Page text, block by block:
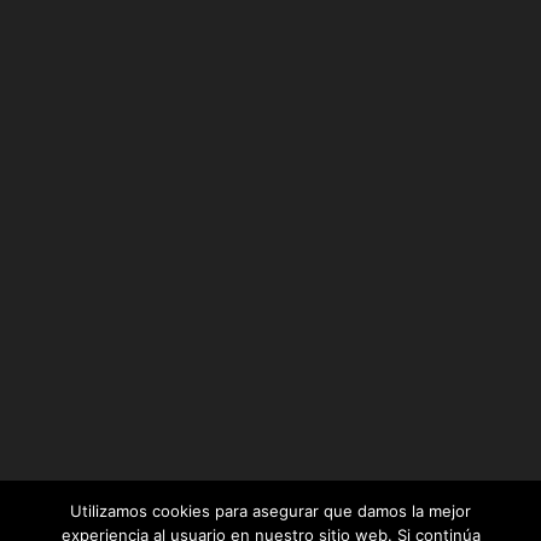
Utilizamos cookies para asegurar que damos la mejor
experiencia al usuario en nuestro sitio web. Si continúa